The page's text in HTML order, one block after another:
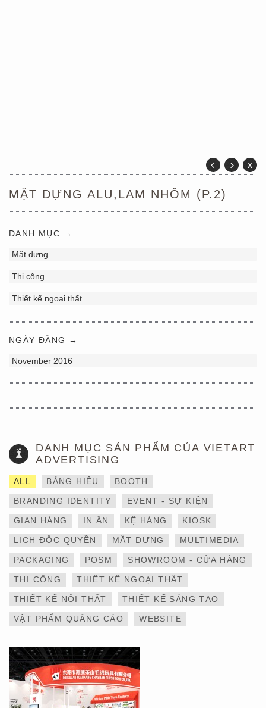
MẶT DỰNG ALU,LAM NHÔM (P.2)
DANH MỤC →
Mặt dựng
Thi công
Thiết kế ngoại thất
NGÀY ĐĂNG →
November 2016
DANH MỤC SẢN PHẨM CỦA VIETART
ADVERTISING
ALL BẢNG HIỆU BOOTH
BRANDING IDENTITY EVENT - SỰ KIỆN
GIAN HÀNG IN ẤN KỆ HÀNG KIOSK
LỊCH ĐỘC QUYỀN MẶT DỰNG MULTIMEDIA
PACKAGING POSM SHOWROOM - CỬA HÀNG
THI CÔNG THIẾT KẾ NGOẠI THẤT
THIẾT KẾ NỘI THẤT THIẾT KẾ SÁNG TẠO
VẬT PHẨM QUẢNG CÁO WEBSITE
THIẾT KẾ VÀ THI CÔNG
GIAN HÀNG 6×9 TẠI
TRIỂN LÃM IBTE 2024 –
TỐI ƯU KHÔNG GIAN,
GIA TĂNG GIÁ TRỊ
THƯƠNG HIỆU
THIẾT KẾ VÀ THI CÔNG